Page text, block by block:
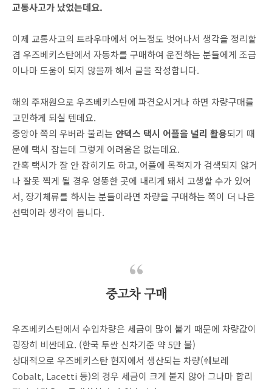
교통사고가 났었는데요.
이제 교통사고의 트라우마에서 어느정도 벗어나서 생각을 정리할
겸 우즈베키스탄에서 자동차를 구매하여 운전하는 분들에게 조금
이나마 도움이 되지 않을까 해서 글을 작성합니다.
해외 주재원으로 우즈베키스탄에 파견오시거나 하면 차량구매를
고민하게 되실 텐데요.
중앙아 쪽의 우버라 불리는 얀덱스 택시 어플을 널리 활용되기 때
문에 택시 잡는데 그렇게 어려움은 없는데요.
간혹 택시가 잘 안 잡히기도 하고, 어플에 목적지가 검색되지 않거
나 잘못 찍게 될 경우 엉뚱한 곳에 내리게 돼서 고생할 수가 있어
서, 장기체류를 하시는 분들이라면 차량을 구매하는 쪽이 더 나은
선택이라 생각이 듭니다.
중고차 구매
우즈베키스탄에서 수입차량은 세금이 많이 붙기 때문에 차량값이
굉장히 비싼데요. (한국 투싼 신차기준 약 5만 불)
상대적으로 우즈베키스탄 현지에서 생산되는 차량(쉐보레
Cobalt, Lacetti 등)의 경우 세금이 크게 붙지 않아 그나마 합리